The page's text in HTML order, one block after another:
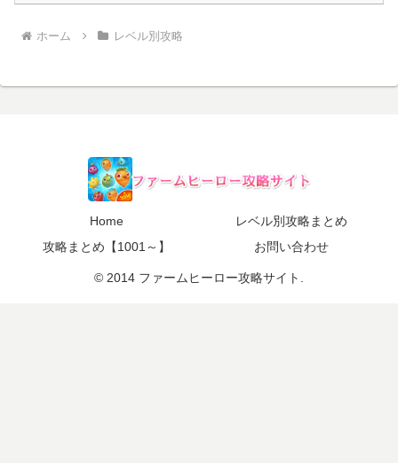
ホーム レベル別攻略
Home
レベル別攻略まとめ
攻略まとめ【1001～】
お問い合わせ
© 2014 ファームヒーロー攻略サイト.